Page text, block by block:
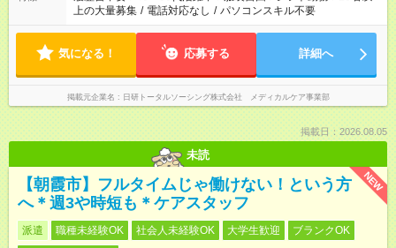
上の大量募集 / 電話対応なし / パソコンスキル不要
気になる！ 応募する 詳細へ
掲載元企業名 日研トータルソーシング株式会社 メディカルケア事業部
掲載日：2026.08.05
未読
NEW
【朝霞市】フルタイムじゃ働けない！という方
へ＊週3や時短も＊ケアスタッフ
派遣 職種未経験OK 社会人未経験OK 大学生歓迎
ブランクOK